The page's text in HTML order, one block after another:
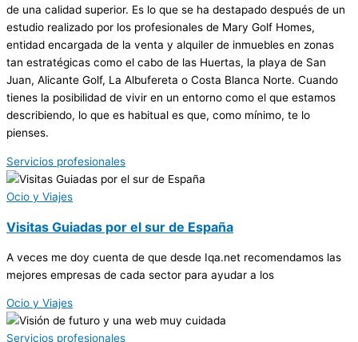
de una calidad superior. Es lo que se ha destapado después de un
estudio realizado por los profesionales de Mary Golf Homes,
entidad encargada de la venta y alquiler de inmuebles en zonas
tan estratégicas como el cabo de las Huertas, la playa de San
Juan, Alicante Golf, La Albufereta o Costa Blanca Norte. Cuando
tienes la posibilidad de vivir en un entorno como el que estamos
describiendo, lo que es habitual es que, como mínimo, te lo
pienses.
Servicios profesionales
Ocio y Viajes
Visitas Guiadas por el sur de España
A veces me doy cuenta de que desde Iqa.net recomendamos las
mejores empresas de cada sector para ayudar a los
Ocio y Viajes
Servicios profesionales